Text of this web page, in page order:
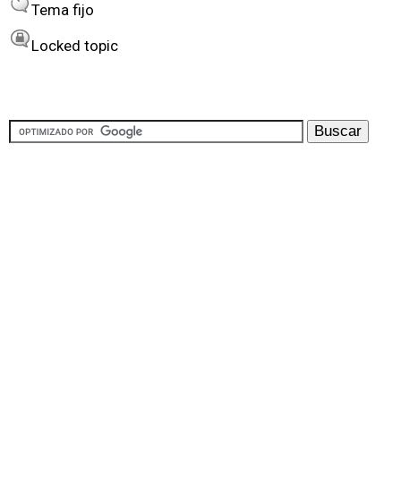
Tema fijo
Locked topic